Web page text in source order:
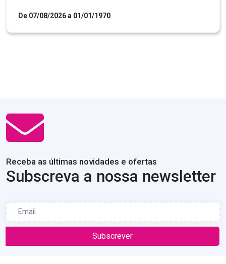
De 07/08/2026 a 01/01/1970
Receba as últimas novidades e ofertas
Subscreva a nossa newsletter
Subscrever